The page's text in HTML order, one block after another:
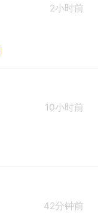
2小时前
10小时前
42分钟前